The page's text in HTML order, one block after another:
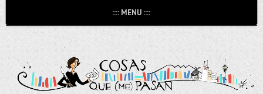
:::: MENU ::::